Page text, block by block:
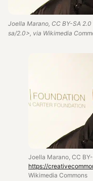
Joella Marano, CC BY-SA
sa/2.0>, via Wikimedia
Joella Marano, CC
https://
Wikimedia Commons